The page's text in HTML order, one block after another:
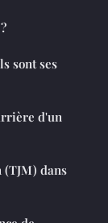
sont ses
d'un
dans